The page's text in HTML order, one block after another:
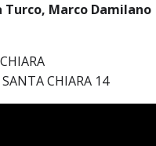
Turco, Marco Damilano
CHIARA 14